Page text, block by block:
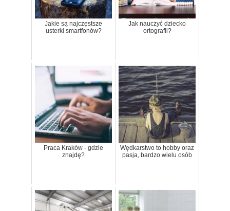
Jakie są najczęstsze
usterki smartfonów?
Jak nauczyć dziecko
ortografii?
Praca Kraków - gdzie
znajdę?
Wędkarstwo to hobby oraz
pasja, bardzo wielu osób